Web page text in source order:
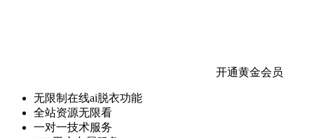
开通黄金会员
无限制在线ai脱衣功能
全站资源无限看
一对一技术服务